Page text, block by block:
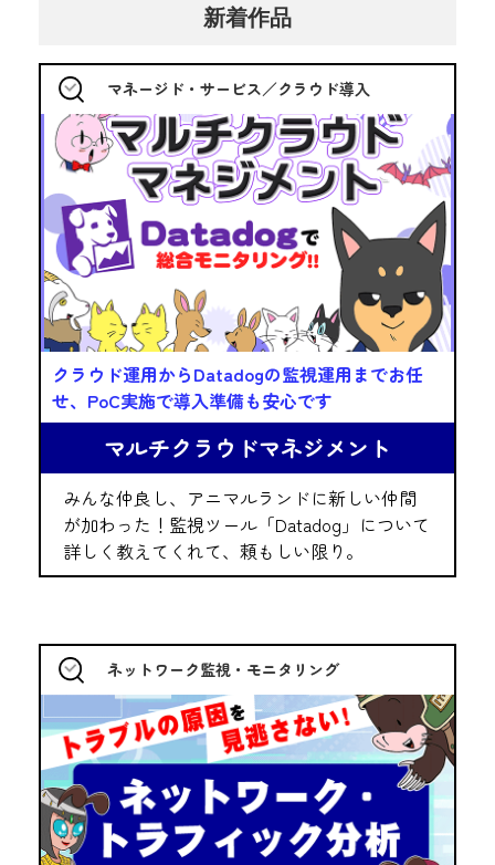
新着作品
マネージド・サービス／クラウド導入
クラウド運用からDatadogの監視運用までお任
せ、PoC実施で導入準備も安心です
マルチクラウドマネジメント
みんな仲良し、アニマルランドに新しい仲間
が加わった！監視ツール「Datadog」について
詳しく教えてくれて、頼もしい限り。
ネットワーク監視・モニタリング